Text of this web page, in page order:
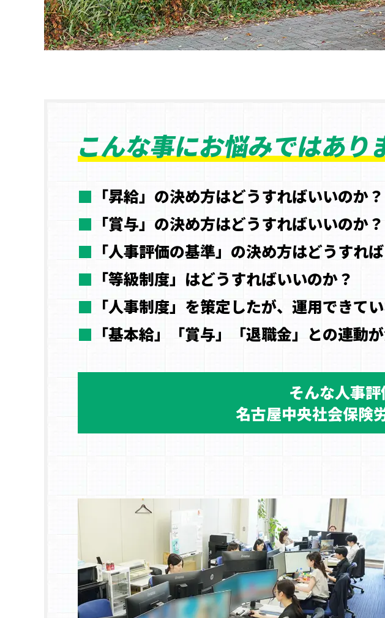
こんな事にお悩みではあり
■ 「昇給」の決め方はどうすればいいのか？
■ 「賞与」の決め方はどうすればいいのか？
■ 「人事評価の基準」の決め方はどうすれ
■ 「等級制度」はどうすればいいのか？
■ 「人事制度」を策定したが、運用できてい
■ 「基本給」「賞与」「退職金」との連動
そんな人事
名古屋中央社会保険